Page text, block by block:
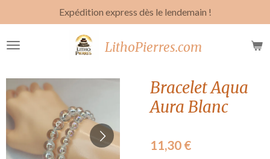
au
contenu
LithoPierres.com
Expédition express dès le lendemain !
Bracelet Aqua
Aura Blanc
11,30 €